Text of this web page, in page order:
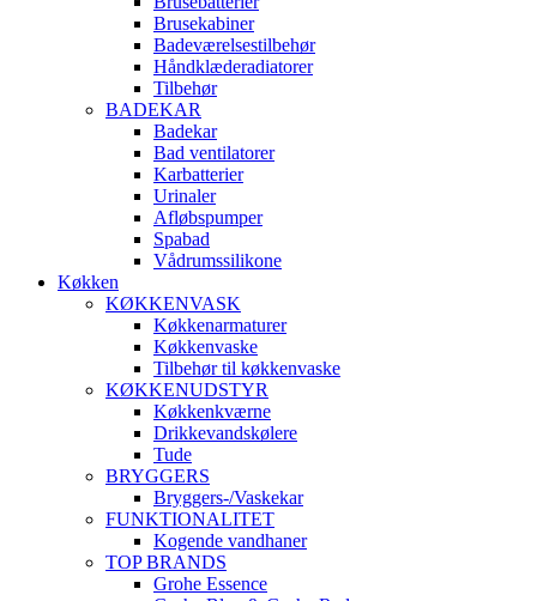
Brusekabiner
Badeværelsestilbehør
Håndklæderadiatorer
Tilbehør
BADEKAR
Badekar
Bad ventilatorer
Karbatterier
Urinaler
Afløbspumper
Spabad
Vådrumssilikone
Køkken
KØKKENVASK
Køkkenarmaturer
Køkkenvaske
Tilbehør til køkkenvaske
KØKKENUDSTYR
Køkkenkværne
Drikkevandskølere
Tude
BRYGGERS
Bryggers-/Vaskekar
FUNKTIONALITET
Kogende vandhaner
TOP BRANDS
Grohe Essence